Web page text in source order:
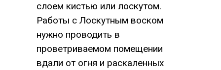
слоем кистью или лоскутом.
Работы с Лоскутным воском
нужно проводить в
проветриваемом помещении
вдали от огня и раскаленных